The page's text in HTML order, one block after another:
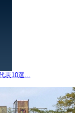
表10選...